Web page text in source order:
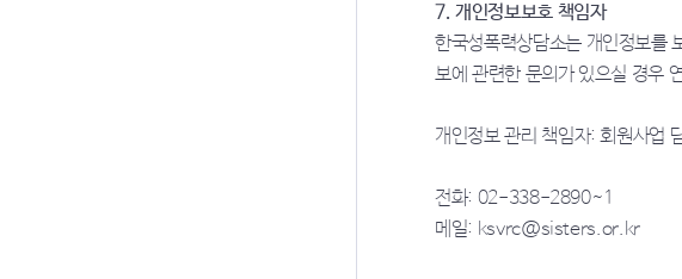
7. 개인정보보호 책임자
한국성폭력상담소는 개인정보를
보에 관련한 문의가 있으실 경우
개인정보 관리 책임자: 회원사업
전화: 02-338-2890~1
메일: ksvrc@sisters.or.kr